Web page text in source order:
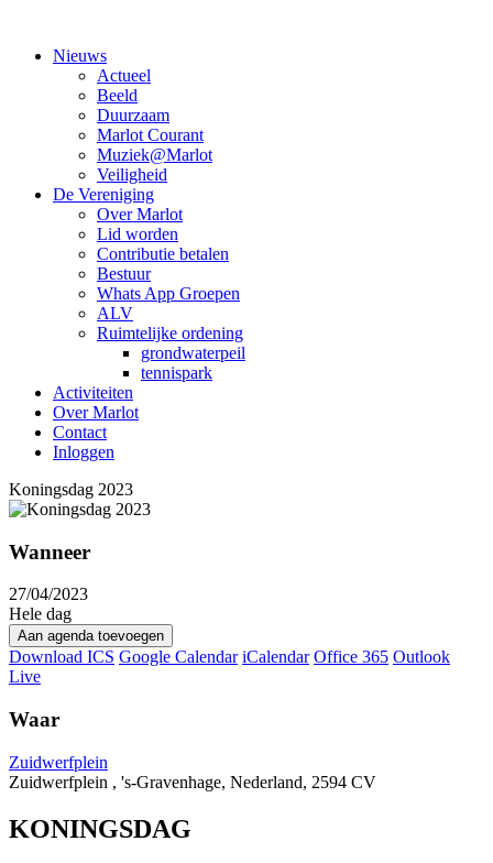
Nieuws
Actueel
Beeld
Duurzaam
Marlot Courant
Muziek@Marlot
Veiligheid
De Vereniging
Over Marlot
Lid worden
Contributie betalen
Bestuur
Whats App Groepen
ALV
Ruimtelijke ordening
grondwaterpeil
tennispark
Activiteiten
Over Marlot
Contact
Inloggen
Koningsdag 2023
Wanneer
27/04/2023
Hele dag
Aan agenda toevoegen
Download ICS Google Calendar iCalendar Office 365 Outlook
Live
Waar
Zuidwerfplein
Zuidwerfplein , 's-Gravenhage, Nederland, 2594 CV
KONINGSDAG